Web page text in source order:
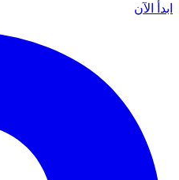
ابدأ الآن